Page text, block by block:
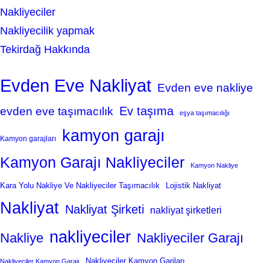
Nakliyeciler
Nakliyecilik yapmak
Tekirdağ Hakkında
Evden Eve Nakliyat Evden eve nakliye
evden eve taşımacılık Ev taşıma eşya taşımacılığı
Kamyon garajları kamyon garajı
Kamyon Garajı Nakliyeciler Kamyon Nakliye
Kara Yolu Nakliye Ve Nakliyeciler Taşımacılık Lojistik Nakliyat
Nakliyat Nakliyat Şirketi nakliyat şirketleri
Nakliye nakliyeciler Nakliyeciler Garajı
Nakliyeciler Kamyon Garajı Nakliyeciler Kamyon Garjları